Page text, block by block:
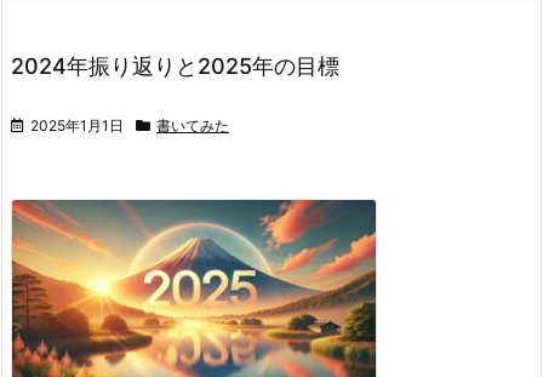
2024年振り返りと2025年の目標
2025年1月1日 書いてみた